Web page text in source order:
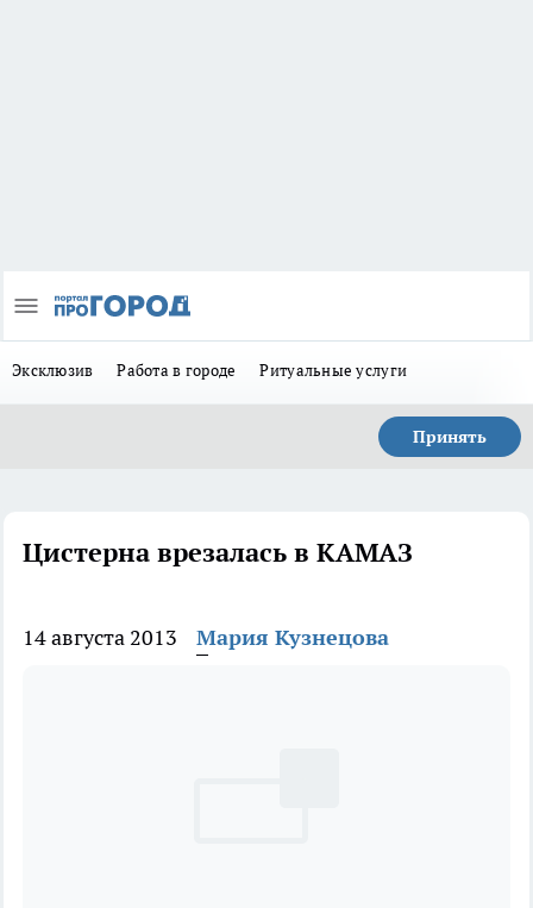
Эксклюзив Работа в городе Ритуальные услуги
Принять
Цистерна врезалась в КАМАЗ
14 августа 2013 Мария Кузнецова